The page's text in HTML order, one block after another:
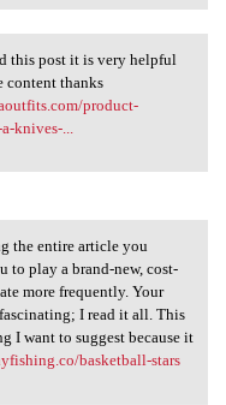
read this
this post it is very helpful
content thanks
product-
knives-...
the
the entire article you
to play a brand-new, cost-
more frequently. Your
I read it all. This
I want to suggest because it
basketball-stars